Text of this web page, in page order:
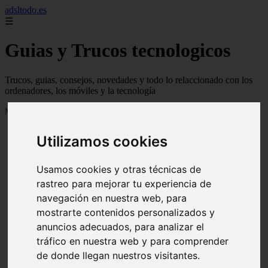
Utilizamos cookies
Usamos cookies y otras técnicas de
rastreo para mejorar tu experiencia de
navegación en nuestra web, para
mostrarte contenidos personalizados y
anuncios adecuados, para analizar el
tráfico en nuestra web y para comprender
de donde llegan nuestros visitantes.
adsltodo.es
☰
Guias y Trucos tecnologicos
Trucos, guias, consejos, novedades y todo lo relaccionado con los
ordenadores, los móviles y la tecnología
Mostrando 1 - 24 de 148 artículos
Newskill Kitsune Review 【Análisis en Español】